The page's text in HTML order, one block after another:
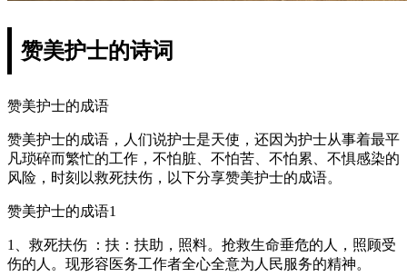
赞美护士的诗词
赞美护士的成语
赞美护士的成语，人们说护士是天使，还因为护士从事着最平
凡琐碎而繁忙的工作，不怕脏、不怕苦、不怕累、不惧感染的
风险，时刻以救死扶伤，以下分享赞美护士的成语。
赞美护士的成语1
1、救死扶伤 ：扶：扶助，照料。抢救生命垂危的人，照顾受
伤的人。现形容医务工作者全心全意为人民服务的精神。